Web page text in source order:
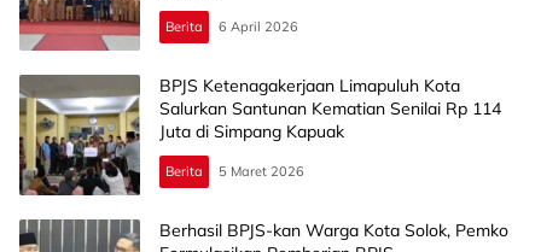
Berita 6 April 2026
BPJS Ketenagakerjaan Limapuluh Kota
Salurkan Santunan Kematian Senilai Rp 114
Juta di Simpang Kapuak
Berita 5 Maret 2026
Berhasil BPJS-kan Warga Kota Solok, Pemko